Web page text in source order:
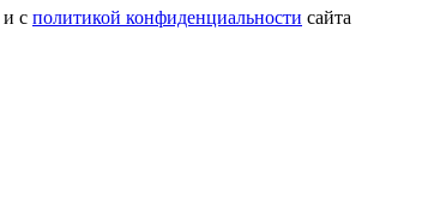
и с политикой конфиденциальности сайта